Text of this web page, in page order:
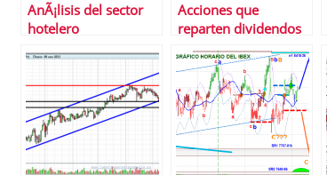
AnÃ¡lisis del sector
hotelero
Acciones que
reparten dividendos
en julio